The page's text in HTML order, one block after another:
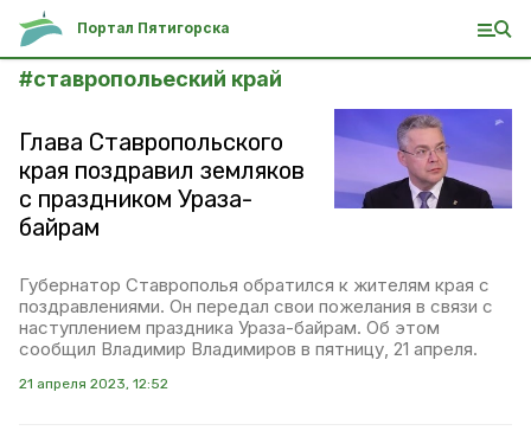
Портал Пятигорска
#ставропольеский край
Глава Ставропольского
края поздравил земляков
с праздником Ураза-
байрам
Губернатор Ставрополья обратился к жителям края с
поздравлениями. Он передал свои пожелания в связи с
наступлением праздника Ураза-байрам. Об этом
сообщил Владимир Владимиров в пятницу, 21 апреля.
21 апреля 2023, 12:52